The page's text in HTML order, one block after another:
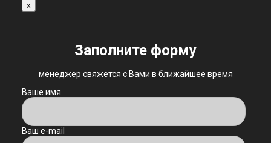
x
Заполните форму
менеджер свяжется с Вами в ближайшее время
Ваше имя
Ваш e-mail